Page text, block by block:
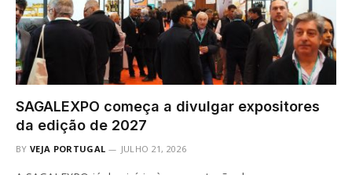
SAGALEXPO começa a divulgar expositores
da edição de 2027
BY VEJA PORTUGAL JULHO 21, 2026